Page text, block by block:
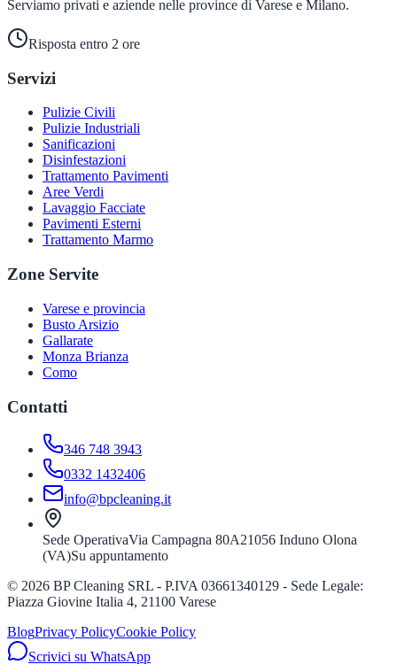
Serviamo privati e aziende nelle province di Varese e Milano.
Risposta entro 2 ore
Servizi
Pulizie Civili
Pulizie Industriali
Sanificazioni
Disinfestazioni
Trattamento Pavimenti
Aree Verdi
Lavaggio Facciate
Pavimenti Esterni
Trattamento Marmo
Zone Servite
Varese e provincia
Busto Arsizio
Gallarate
Monza Brianza
Como
Contatti
346 748 3943
0332 1432406
info@bpcleaning.it
Sede OperativaVia Campagna 80A21056 Induno Olona
(VA)Su appuntamento
© 2026 BP Cleaning SRL - P.IVA 03661340129 - Sede Legale:
Piazza Giovine Italia 4, 21100 Varese
BlogPrivacy PolicyCookie Policy
Scrivici su WhatsApp